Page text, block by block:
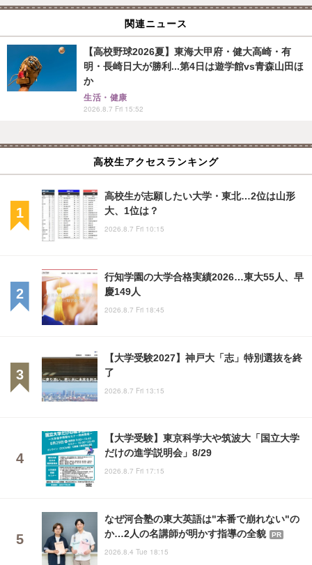
関連ニュース
【高校野球2026夏】東海大甲府・健大高崎・有
明・長崎日大が勝利...第4日は遊学館vs青森山田ほ
か
生活・健康
2026.8.7 Fri 15:52
高校生アクセスランキング
高校生が志願したい大学・東北…2位は山形
大、1位は？
2026.8.7 Fri 10:15
行知学園の大学合格実績2026…東大55人、早
慶149人
2026.8.7 Fri 18:45
【大学受験2027】神戸大「志」特別選抜を終
了
2026.8.7 Fri 13:15
【大学受験】東京科学大や筑波大「国立大学
だけの進学説明会」8/29
2026.8.7 Fri 17:15
なぜ河合塾の東大英語は"本番で崩れない"の
か…2人の名講師が明かす指導の全貌
PR
2026.8.4 Tue 18:15